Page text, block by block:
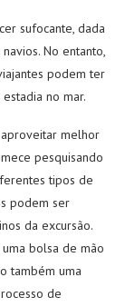
sufocante, dada
No entanto,
podem ter
no mar.
melhor
pesquisando
tipos de
podem ser
da excursão.
bolsa de mão
também uma
de